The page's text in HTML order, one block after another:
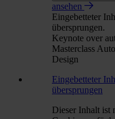
ansehen
Eingebetteter
übersprungen.
Keynote over
Masterclass
Design
Eingebetteter
übersprungen
Dieser Inhalt ist